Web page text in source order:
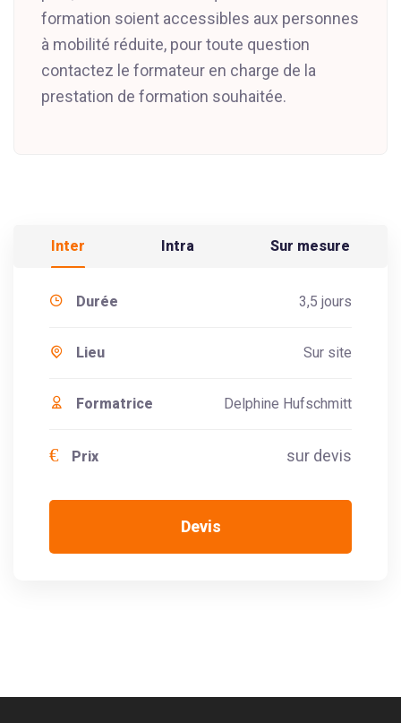
formation soient accessibles aux personnes
à mobilité réduite, pour toute question
contactez le formateur en charge de la
prestation de formation souhaitée.
Inter Intra Sur mesure
Durée 3,5 jours
Lieu Sur site
Formatrice Delphine Hufschmitt
€ Prix sur devis
Devis